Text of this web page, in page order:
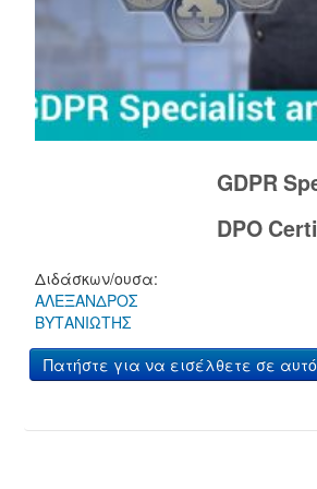
GDPR
DPO
Διδάσκων/ουσα:
ΑΛΕΞΑΝΔΡΟΣ
ΒΥΤΑΝΙΩΤΗΣ
Πατήστε για να εισέλθετε σε